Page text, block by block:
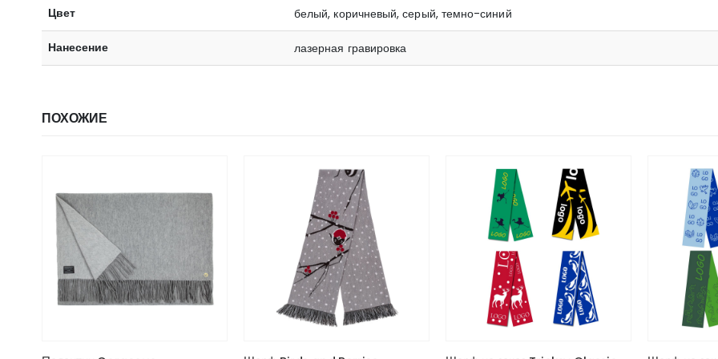
Цвет белый, коричневый, серый, темно-синий
Нанесение лазерная гравировка
ПОХОЖИЕ